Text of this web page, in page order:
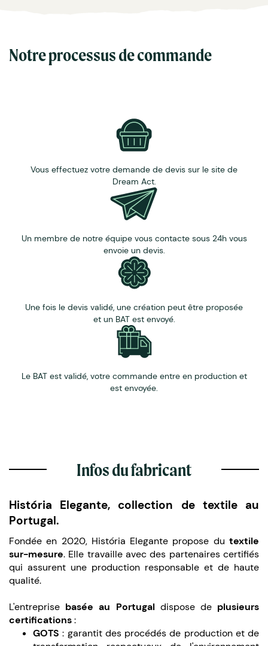
Ce produit est totalement personnalisable, n'hésitez pas
à nous contacter.
Notre processus de commande
Vous effectuez votre demande de devis sur le site de
Dream Act.
Un membre de notre équipe vous contacte sous 24h vous
envoie un devis.
Une fois le devis validé, une création peut être proposée
et un BAT est envoyé.
Le BAT est validé, votre commande entre en production et
est envoyée.
Infos du fabricant
História Elegante, collection de textile au
Portugal.
Fondée en 2020, História Elegante propose du textile
sur-mesure. Elle travaille avec des partenaires certifiés
qui assurent une production responsable et de haute
qualité.
L'entreprise basée au Portugaldispose de plusieurs
certifications:
GOTS : garantit des procédés de production et de